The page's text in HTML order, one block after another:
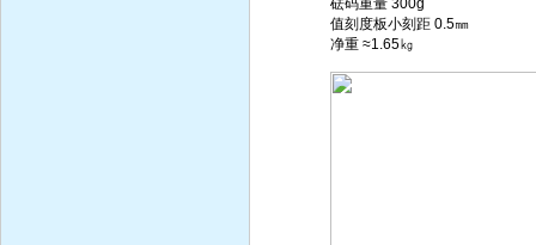
砝码重量 300g
值刻度板小刻距 0.5㎜
净重 ≈1.65㎏